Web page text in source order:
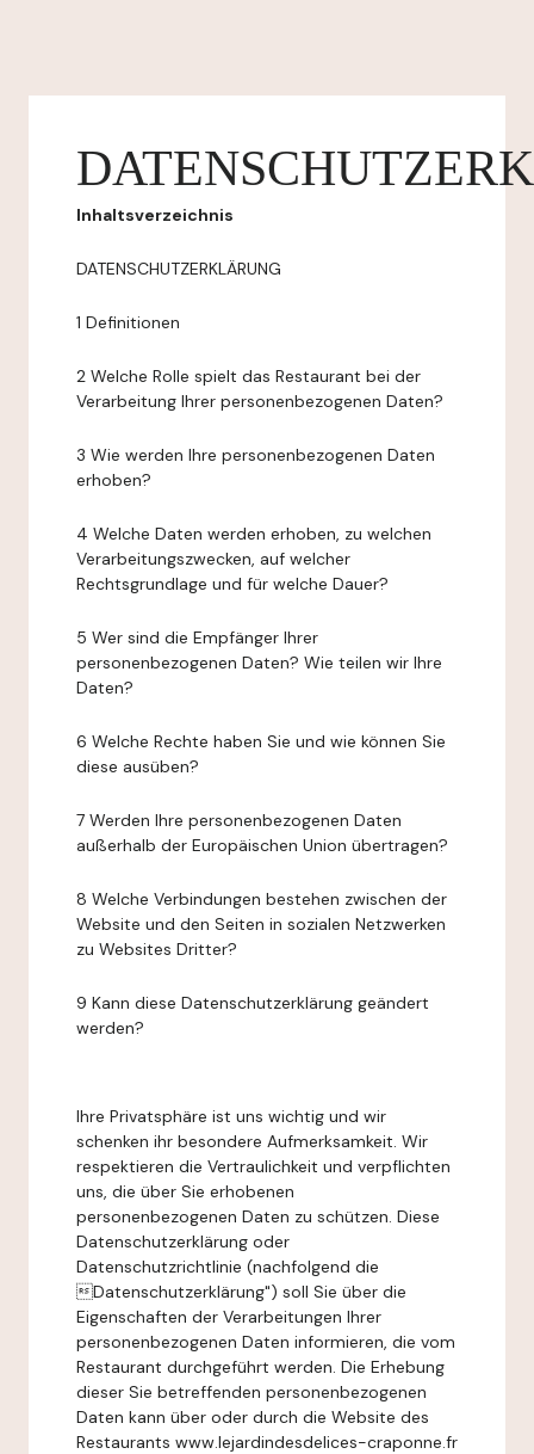
Inhaltsverzeichnis
DATENSCHUTZERKLÄRUNG
1 Definitionen
2 Welche Rolle spielt das Restaurant bei der
Verarbeitung Ihrer personenbezogenen Daten?
3 Wie werden Ihre personenbezogenen Daten
erhoben?
4 Welche Daten werden erhoben, zu welchen
Verarbeitungszwecken, auf welcher
Rechtsgrundlage und für welche Dauer?
5 Wer sind die Empfänger Ihrer
personenbezogenen Daten? Wie teilen wir Ihre
Daten?
6 Welche Rechte haben Sie und wie können Sie
diese ausüben?
7 Werden Ihre personenbezogenen Daten
außerhalb der Europäischen Union übertragen?
8 Welche Verbindungen bestehen zwischen der
Website und den Seiten in sozialen Netzwerken
zu Websites Dritter?
9 Kann diese Datenschutzerklärung geändert
werden?
Ihre Privatsphäre ist uns wichtig und wir
schenken ihr besondere Aufmerksamkeit. Wir
respektieren die Vertraulichkeit und verpflichten
uns, die über Sie erhobenen
personenbezogenen Daten zu schützen. Diese
Datenschutzerklärung oder
Datenschutzrichtlinie (nachfolgend die
Datenschutzerklärung") soll Sie über die
Eigenschaften der Verarbeitungen Ihrer
personenbezogenen Daten informieren, die vom
Restaurant durchgeführt werden. Die Erhebung
dieser Sie betreffenden personenbezogenen
Daten kann über oder durch die Website des
Restaurants www.lejardindesdelices-craponne.fr